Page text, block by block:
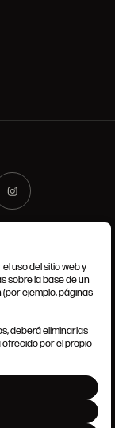
uso del sitio web y
sobre la base de un
ejemplo, páginas
deberá eliminarlas
por el propio